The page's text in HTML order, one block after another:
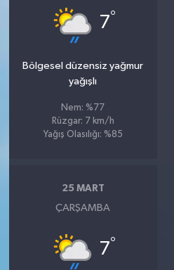
7°
Bölgesel düzensiz yağmur
yağışlı
Nem: %77
Rüzgar: 7 km/h
Yağış Olasılığı: %85
25 MART
ÇARŞAMBA
7°